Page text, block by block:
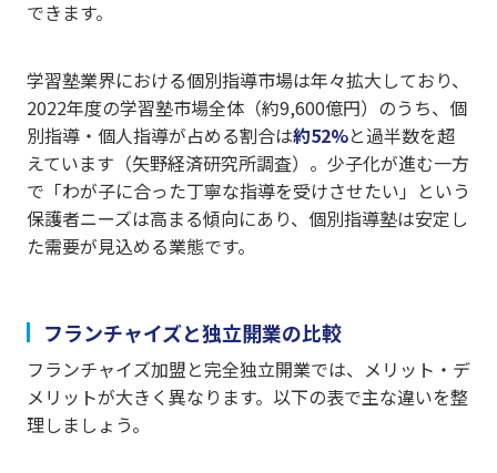
できます。
学習塾業界における個別指導市場は年々拡大しており、
2022年度の学習塾市場全体（約9,600億円）のうち、個
別指導・個人指導が占める割合は約52%と過半数を超
えています（矢野経済研究所調査）。少子化が進む一方
で「わが子に合った丁寧な指導を受けさせたい」という
保護者ニーズは高まる傾向にあり、個別指導塾は安定し
た需要が見込める業態です。
フランチャイズと独立開業の比較
フランチャイズ加盟と完全独立開業では、メリット・デ
メリットが大きく異なります。以下の表で主な違いを整
理しましょう。